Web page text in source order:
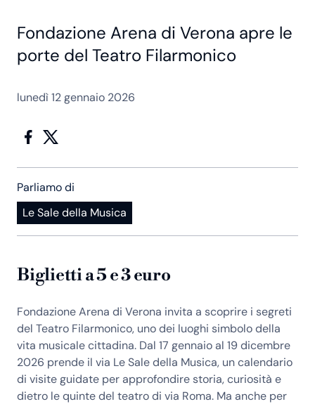
Fondazione Arena di Verona apre le
porte del Teatro Filarmonico
lunedì 12 gennaio 2026
Parliamo di
Le Sale della Musica
Biglietti a 5 e 3 euro
Fondazione Arena di Verona invita a scoprire i segreti
del Teatro Filarmonico, uno dei luoghi simbolo della
vita musicale cittadina. Dal 17 gennaio al 19 dicembre
2026 prende il via Le Sale della Musica, un calendario
di visite guidate per approfondire storia, curiosità e
dietro le quinte del teatro di via Roma. Ma anche per